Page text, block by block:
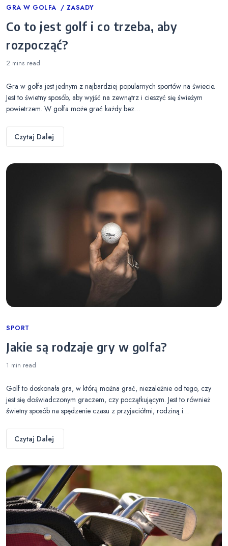
Categories
GRA W GOLFA ZASADY
Co to jest golf i co trzeba, aby
rozpocząć?
2 mins read
Gra w golfa jest jednym z najbardziej popularnych sportów na świecie.
Jest to świetny sposób, aby wyjść na zewnątrz i cieszyć się świeżym
powietrzem. W golfa może grać każdy bez…
Czytaj Dalej
Categories
SPORT
Jakie są rodzaje gry w golfa?
1 min read
Golf to doskonała gra, w którą można grać, niezależnie od tego, czy
jest się doświadczonym graczem, czy początkującym. Jest to również
świetny sposób na spędzenie czasu z przyjaciółmi, rodziną i…
Czytaj Dalej